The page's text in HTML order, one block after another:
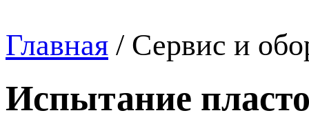
Главная / Сервис и
Испытание